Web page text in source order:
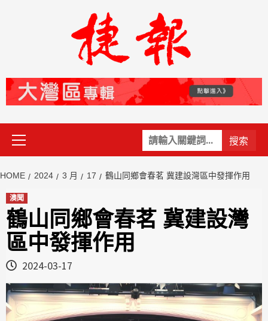
關
鍵
Primary
Menu
HOME 2024 3 月 17 鶴山同鄉會春茗 冀建設灣區中發揮作用
澳聞
鶴山同鄉會春茗 冀建設灣
區中發揮作用
2024-03-17